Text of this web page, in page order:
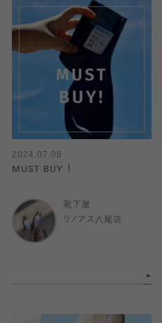
2024.07.09
MUST BUY ！
靴下屋
リノアス八尾店